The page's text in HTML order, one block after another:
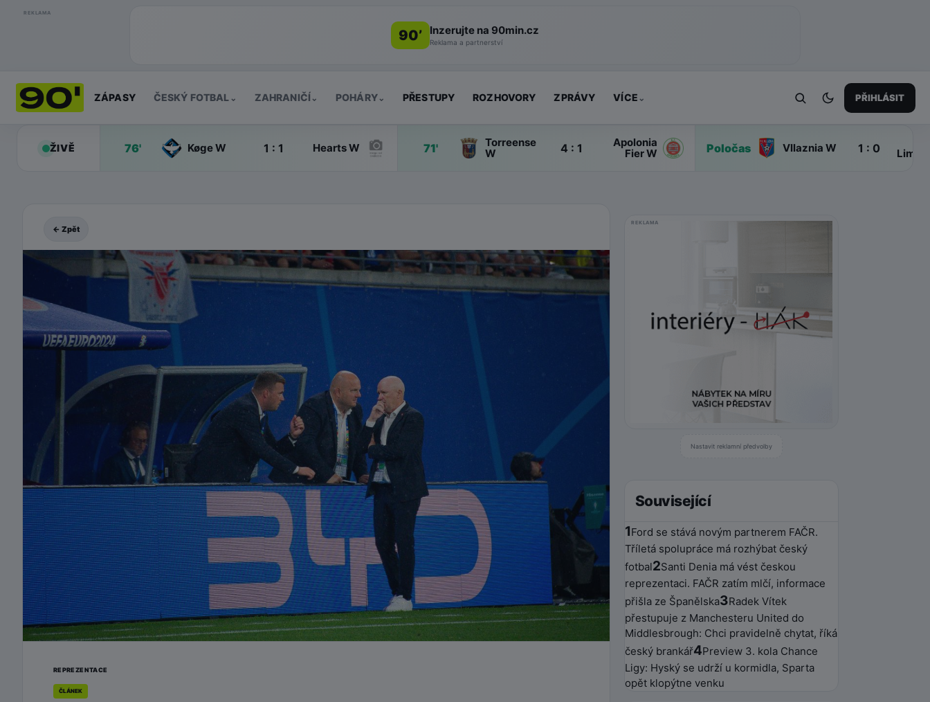
REKLAMA
90’ Inzerujte na 90min.cz
Reklama a partnerství
ZÁPASY ČESKÝ FOTBAL ⌄ ZAHRANIČÍ ⌄ POHÁRY⌄ PŘESTUPY ROZHOVORY ZPRÁVY VÍCE ⌄ PŘIHLÁSIT
ŽIVĚ 76' Køge W 1 : 1 Hearts W 71'
Torreense
W
4 : 1
Apolonia
Fier W
Poločas Vllaznia W 1 : 0
← Zpět
REPREZENTACE
ČLÁNEK
REKLAMA
Nastavit reklamní předvolby
Související
1Ford se stává novým partnerem FAČR.
Tříletá spolupráce má rozhýbat český
fotbal2Santi Denia má vést českou
reprezentaci. FAČR zatím mlčí, informace
přišla ze Španělska3Radek Vítek
přestupuje z Manchesteru United do
Middlesbrough: Chci pravidelně chytat, říká
český brankář4Preview 3. kola Chance
Ligy: Hyský se udrží u kormidla, Sparta
opět klopýtne venku